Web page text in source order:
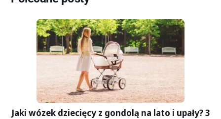
Jaki wózek dziecięcy z gondolą na lato i upały? 3